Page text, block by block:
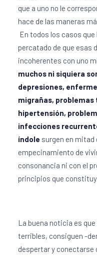
que a uno no le
hace de las maneras
En todos los casos
percatado de que esas
incoherentes con uno
muchos ni siquiera
depresiones,
migrañas,
hipertensión,
infecciones
índole surgen en mitad
empecinamiento de
consonancia ni con el
principios que
La buena noticia es
terribles, consiguen -
despertar y conectarse